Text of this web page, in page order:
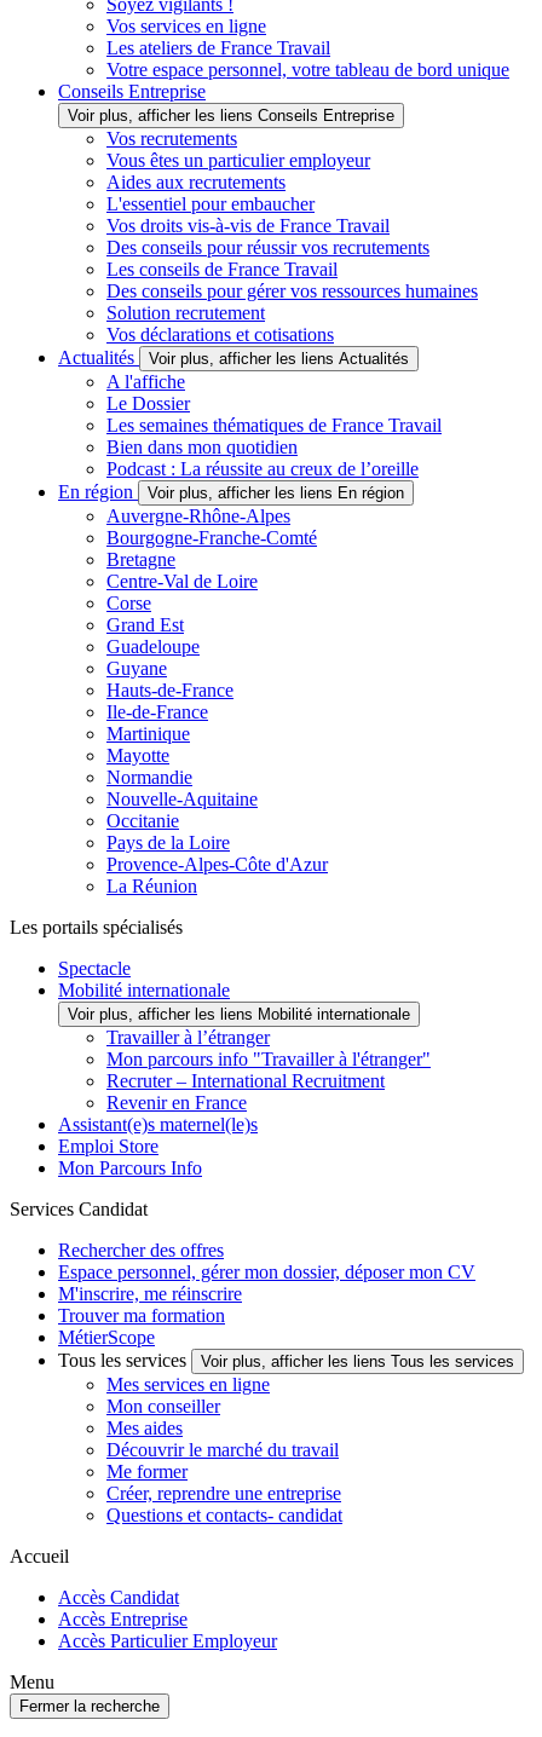
Soyez vigilants !
Vos services en ligne
Les ateliers de France Travail
Votre espace personnel, votre tableau de bord unique
Conseils Entreprise
Voir plus, afficher les liens Conseils Entreprise
Vos recrutements
Vous êtes un particulier employeur
Aides aux recrutements
L'essentiel pour embaucher
Vos droits vis-à-vis de France Travail
Des conseils pour réussir vos recrutements
Les conseils de France Travail
Des conseils pour gérer vos ressources humaines
Solution recrutement
Vos déclarations et cotisations
Actualités
Voir plus, afficher les liens Actualités
A l'affiche
Le Dossier
Les semaines thématiques de France Travail
Bien dans mon quotidien
Podcast : La réussite au creux de l’oreille
En région
Voir plus, afficher les liens En région
Auvergne-Rhône-Alpes
Bourgogne-Franche-Comté
Bretagne
Centre-Val de Loire
Corse
Grand Est
Guadeloupe
Guyane
Hauts-de-France
Ile-de-France
Martinique
Mayotte
Normandie
Nouvelle-Aquitaine
Occitanie
Pays de la Loire
Provence-Alpes-Côte d'Azur
La Réunion
Les portails spécialisés
Spectacle
Mobilité internationale
Voir plus, afficher les liens Mobilité internationale
Travailler à l’étranger
Mon parcours info "Travailler à l'étranger"
Recruter – International Recruitment
Revenir en France
Assistant(e)s maternel(le)s
Emploi Store
Mon Parcours Info
Services Candidat
Rechercher des offres
Espace personnel, gérer mon dossier, déposer mon CV
M'inscrire, me réinscrire
Trouver ma formation
MétierScope
Tous les services
Voir plus, afficher les liens Tous les services
Mes services en ligne
Mon conseiller
Mes aides
Découvrir le marché du travail
Me former
Créer, reprendre une entreprise
Questions et contacts- candidat
Accueil
Accès Candidat
Accès Entreprise
Accès Particulier Employeur
Menu
Fermer la recherche